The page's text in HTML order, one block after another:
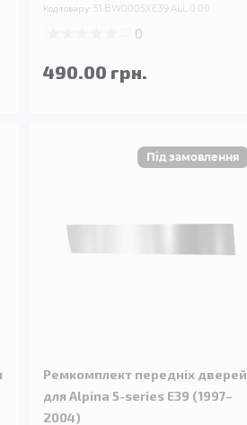
Код товару: 51.BW0005XE39.ALL.0.00
0
490.00 грн.
Ремкомплект передніх дверей
для Alpina 5-series E39 (1997–
2004)